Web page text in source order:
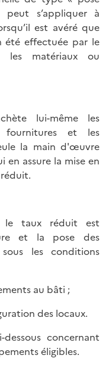
s’appliquer à
est avéré que
été effectuée par le
les matériaux ou
lui-même les
fournitures et les
la main d'œuvre
assure la mise en
le taux réduit est
et la pose des
les conditions
au bâti ;
des locaux.
concernant
éligibles.